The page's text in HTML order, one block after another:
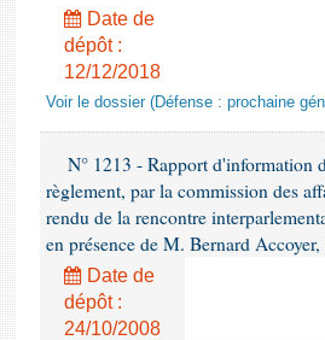
Date de
dépôt :
12/12/2018
Voir le dossier (Défense : prochaine
N° 1213 - Rapport d'information
règlement, par la commission des
rendu de la rencontre
en présence de M. Bernard
Date de
dépôt :
24/10/2008